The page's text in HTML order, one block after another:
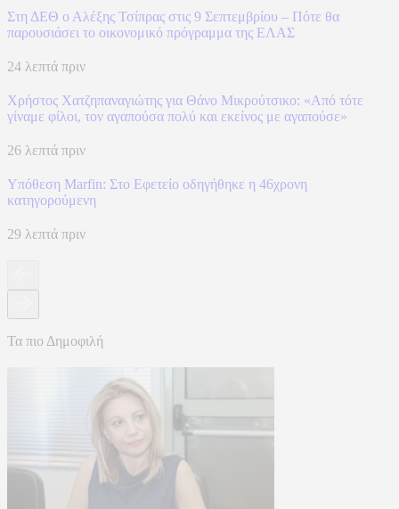
Στη ΔΕΘ ο Αλέξης Τσίπρας στις 9 Σεπτεμβρίου – Πότε θα
παρουσιάσει το οικονομικό πρόγραμμα της ΕΛΑΣ
24 λεπτά πριν
Χρήστος Χατζηπαναγιώτης για Θάνο Μικρούτσικο: «Από τότε
γίναμε φίλοι, τον αγαπούσα πολύ και εκείνος με αγαπούσε»
26 λεπτά πριν
Υπόθεση Marfin: Στο Εφετείο οδηγήθηκε η 46χρονη
κατηγορούμενη
29 λεπτά πριν
Τα πιο Δημοφιλή